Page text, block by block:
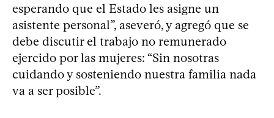
esperando que el Estado les asigne un
asistente personal”, aseveró, y agregó que se
debe discutir el trabajo no remunerado
ejercido por las mujeres: “Sin nosotras
cuidando y sosteniendo nuestra familia nada
va a ser posible”.